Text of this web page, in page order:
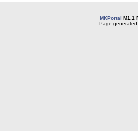
MKPortal M1.1
Page